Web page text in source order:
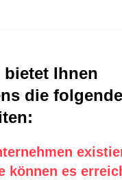
bietet Ihnen
die
:
können es